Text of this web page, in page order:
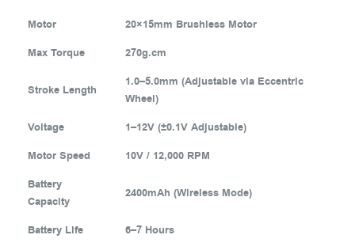
Motor
20×15mm Brushless Motor
Max Torque
270g.cm
Stroke Length
1.0–5.0mm (Adjustable via Eccentric
Wheel)
Voltage
1–12V (±0.1V Adjustable)
Motor Speed
10V / 12,000 RPM
Battery
Capacity
2400mAh (Wireless Mode)
Battery Life
6–7 Hours